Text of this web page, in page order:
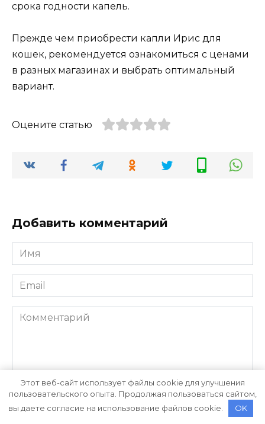
срока годности капель.
Прежде чем приобрести капли Ирис для
кошек, рекомендуется ознакомиться с ценами
в разных магазинах и выбрать оптимальный
вариант.
Оцените статью
Добавить комментарий
Имя
*
Email
*
Комментарий
Этот веб-сайт использует файлы cookie для улучшения
пользовательского опыта. Продолжая пользоваться сайтом,
вы даете согласие на использование файлов cookie.
OK